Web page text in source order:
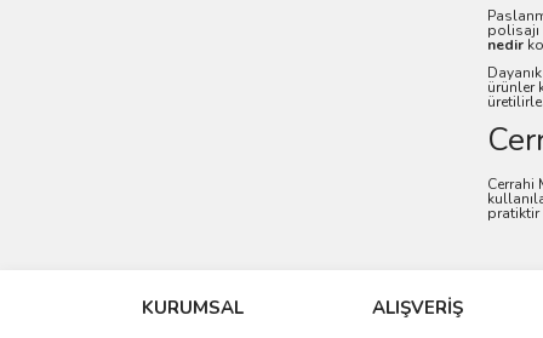
nedir
ürünler
Cerrahi
pratiktir
KURUMSAL ALIŞVERİŞ